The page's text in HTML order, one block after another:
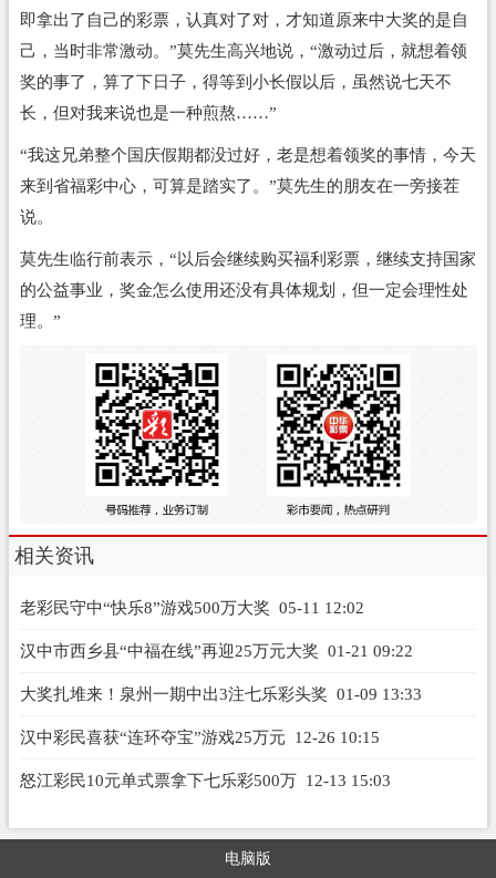
即拿出了自己的彩票，认真对了对，才知道原来中大奖的是自
己，当时非常激动。”莫先生高兴地说，“激动过后，就想着领
奖的事了，算了下日子，得等到小长假以后，虽然说七天不
长，但对我来说也是一种煎熬……”
“我这兄弟整个国庆假期都没过好，老是想着领奖的事情，今天
来到省福彩中心，可算是踏实了。”莫先生的朋友在一旁接茬
说。
莫先生临行前表示，“以后会继续购买福利彩票，继续支持国家
的公益事业，奖金怎么使用还没有具体规划，但一定会理性处
理。”
相关资讯
老彩民守中“快乐8”游戏500万大奖 05-11 12:02
汉中市西乡县“中福在线”再迎25万元大奖 01-21 09:22
大奖扎堆来！泉州一期中出3注七乐彩头奖 01-09 13:33
汉中彩民喜获“连环夺宝”游戏25万元 12-26 10:15
怒江彩民10元单式票拿下七乐彩500万 12-13 15:03
电脑版